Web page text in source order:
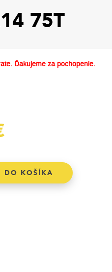
75T
Ďakujeme za pochopenie.